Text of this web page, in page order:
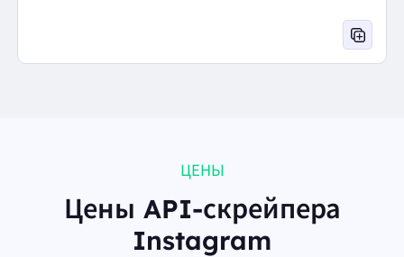
ЦЕНЫ
Цены API-скрейпера
Instagram